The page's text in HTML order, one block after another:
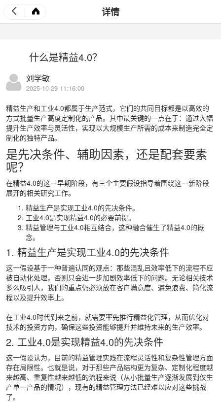
详情
什么是精益4.0？
刘学敏
2025-10-29 11:16:00
精益生产和工业4.0都属于生产范式，它们的共同目标都是以高效的
方式批量生产高度定制化的产品。其中最关键的一点在于：通过大幅
提升生产效率与灵活性，实现以大规模生产所需的成本来制造完全定
制化的独特产品。
是先决条件、辅助因素，还是配套要素
呢？
在精益4.0的这一早期阶段，有三个主要假设指导着围绕这一新阶段
展开的相关研究工作。
精益生产是实现工业4.0的先决条件。
工业4.0是实现精益4.0的必要前提。
精益管理与工业4.0相互结合，这种融合催生了精益4.0的概
念。
1. 精益生产是实现工业4.0的先决条件
这一假设基于一种普遍认同的观点：那些混乱且效率低下的流程不应
被自动化处理，否则只会进一步加剧效率低下的问题。无论相关技术
多么吸引人，我们的重点仍必须放在客户满意度、避免浪费、简化流
程以及提升效率上。
在工业4.0时代到来之前，就需要率先推行精益化管理，从而优化对
技术的投资方向，确保这些投资能够提升并维持未来的生产效率。
2. 工业4.0是实现精益4.0的先决条件
这一假设认为，目前的精益管理实践在流程灵活性和复杂性管理方面
存在局限性。也就是说，对于那些产品结构更为复杂、定制化程度越
来越高、重复性越来越低的流程来说（从小批量生产逐渐发展到仅生
产单一产品的情况），现有的精益管理方法已经难以应对这些挑战
了。